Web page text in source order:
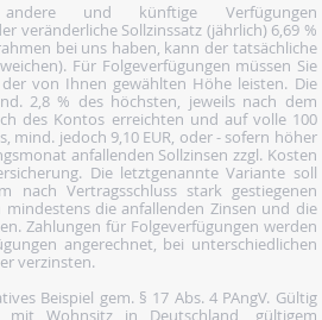
andere und künftige Verfügungen
veränderliche Sollzinssatz (jährlich) 6,69 %
bei uns haben, kann der tatsächliche
Für Folgeverfügungen müssen Sie
von Ihnen gewählten Höhe leisten. Die
2,8 % des höchsten, jeweils nach dem
des Kontos erreichten und auf volle 100
mind. jedoch 9,10 EUR, oder - sofern höher
anfallenden Sollzinsen zzgl. Kosten
Die letztgenannte Variante soll
nach Vertragsschluss stark gestiegenen
mindestens die anfallenden Zinsen und die
Zahlungen für Folgeverfügungen werden
angerechnet, bei unterschiedlichen
verzinsten.
Beispiel gem. § 17 Abs. 4 PAngV. Gültig
Wohnsitz in Deutschland, gültigem